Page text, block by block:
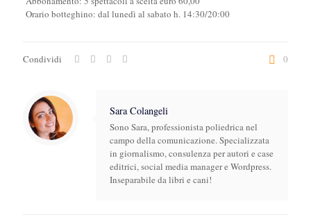
Orario botteghino: dal lunedì al sabato h. 14:30/20:00
Condividi 0
Sara Colangeli
Sono Sara, professionista poliedrica nel
campo della comunicazione. Specializzata
in giornalismo, consulenza per autori e case
editrici, social media manager e Wordpress.
Inseparabile da libri e cani!